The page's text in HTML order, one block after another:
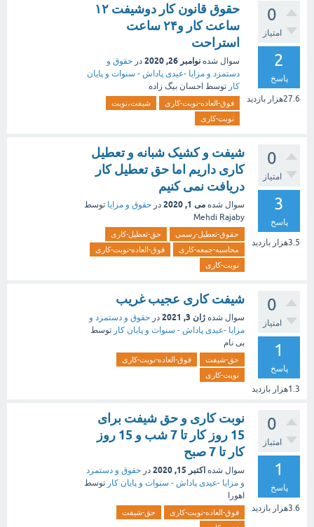
0
امتیاز
2
پاسخ
27.6هزار بازدید
حقوق قانون کار دوشیفت ۱۲
ساعت کار و۲۴ ساعت
استراحت
سوال شده نوامبر 26, 2020 در حقوق و
دستمزد و مزایا -عیدی پاداش - سنوات و پایان
کار توسط احسان بیگ زاده
فوق-العاده-نوبت-کاری
شیفت،نوبت
نوبت-کاری
0
امتیاز
3
پاسخ
3.5هزار بازدید
شیفت و کشیک شبانه و تعطیل
کاری داریم اما حق تعطیل کار
دریافت نمی کنیم
سوال شده می 1, 2020 در حقوق و مزایا توسط
Mehdi Rajaby
حقوق-تعطیل-رسمی
حق-تعطیل-کاری
محاسبه-جمعه-کاری
فوق-العاده-نوبت-کاری
نوبت-کاری
0
امتیاز
1
پاسخ
1.3هزار بازدید
شیفت کاری عجیب غریب
سوال شده ژان 3, 2021 در حقوق و دستمزد و
مزایا -عیدی پاداش - سنوات و پایان کار توسط
بی نام
حق-شیفت
فوق-العاده-نوبت-کاری
نوبت-کاری
0
امتیاز
1
پاسخ
3.6هزار بازدید
نوبت کاری و حق شیفت برای
15 روز کار تا 7 شب و 15 روز
کار تا 7 صبح
سوال شده اکتبر 15, 2020 در حقوق و دستمزد
و مزایا -عیدی پاداش - سنوات و پایان کار توسط
اهورا
فوق-العاده-نوبت-کاری
حق-شیفت